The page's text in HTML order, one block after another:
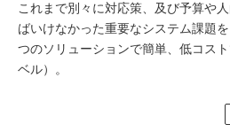
これまで別々に対応策、及び予算や
ばいけなかった重要なシステム課題
つのソリューションで簡単、低コス
ベル）。